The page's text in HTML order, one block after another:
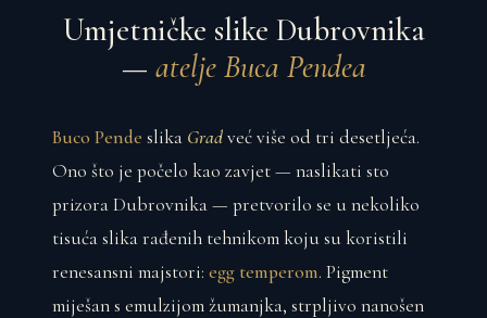
Umjetničke slike Dubrovnika
— atelje Buca Pendea
Buco Pende slika Gradveć više od tri desetljeća.
Ono što je počelo kao zavjet — naslikati sto
prizora Dubrovnika — pretvorilo se u nekoliko
tisuća slika rađenih tehnikom koju su koristili
renesansni majstori: egg temperom. Pigment
miješan s emulzijom žumanjka, strpljivo nanošen